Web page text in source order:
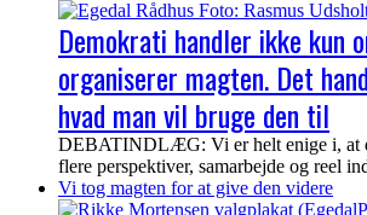
Demokrati handler ikke kun
organiserer magten. Det
hvad man vil bruge den til
DEBATINDLÆG: Vi er helt enige i, at
flere perspektiver, samarbejde og reel
Vi tog magten for at give den videre